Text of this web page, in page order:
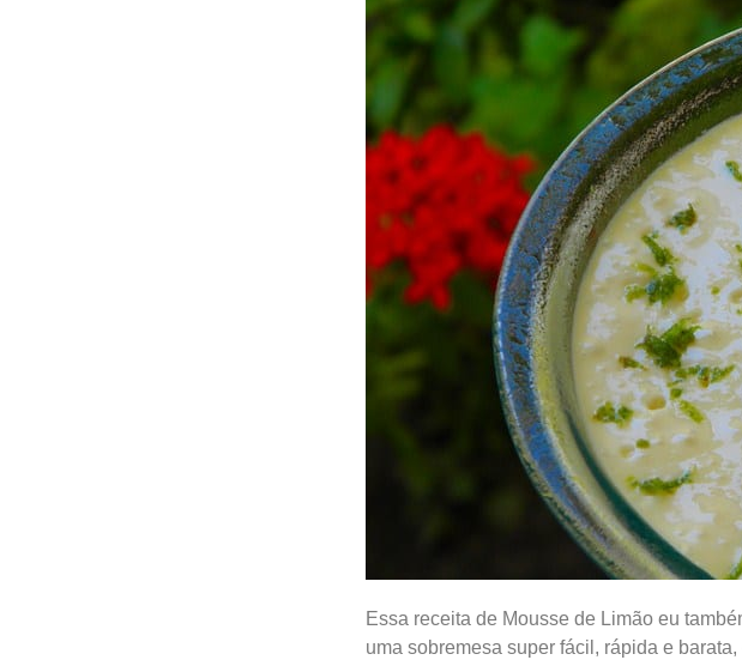
Essa receita de Mousse de Limão eu
uma sobremesa super fácil, rápida e